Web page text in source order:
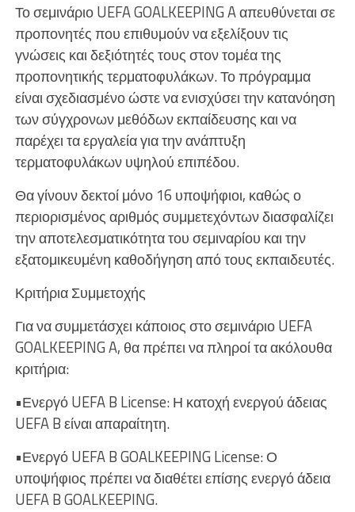
Το σεμινάριο UEFA GOALKEEPING A απευθύνεται σε
προπονητές που επιθυμούν να εξελίξουν τις
γνώσεις και δεξιότητές τους στον τομέα της
προπονητικής τερματοφυλάκων. Το πρόγραμμα
είναι σχεδιασμένο ώστε να ενισχύσει την κατανόηση
των σύγχρονων μεθόδων εκπαίδευσης και να
παρέχει τα εργαλεία για την ανάπτυξη
τερματοφυλάκων υψηλού επιπέδου.
Θα γίνουν δεκτοί μόνο 16 υποψήφιοι, καθώς ο
περιορισμένος αριθμός συμμετεχόντων διασφαλίζει
την αποτελεσματικότητα του σεμιναρίου και την
εξατομικευμένη καθοδήγηση από τους εκπαιδευτές.
Κριτήρια Συμμετοχής
Για να συμμετάσχει κάποιος στο σεμινάριο UEFA
GOALKEEPING A, θα πρέπει να πληροί τα ακόλουθα
κριτήρια:
•Ενεργό UEFA B License: Η κατοχή ενεργού άδειας
UEFA B είναι απαραίτητη.
•Ενεργό UEFA B GOALKEEPING License: Ο
υποψήφιος πρέπει να διαθέτει επίσης ενεργό άδεια
UEFA B GOALKEEPING.